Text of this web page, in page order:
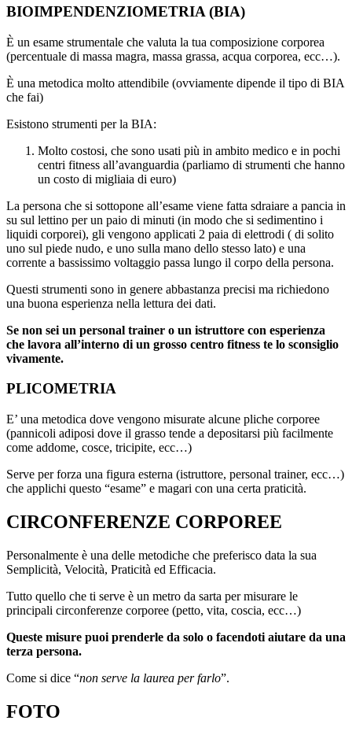
BIOIMPENDENZIOMETRIA (BIA)
È un esame strumentale che valuta la tua composizione corporea
(percentuale di massa magra, massa grassa, acqua corporea, ecc…).
È una metodica molto attendibile (ovviamente dipende il tipo di BIA
che fai)
Esistono strumenti per la BIA:
Molto costosi, che sono usati più in ambito medico e in pochi
centri fitness all’avanguardia (parliamo di strumenti che hanno
un costo di migliaia di euro)
La persona che si sottopone all’esame viene fatta sdraiare a pancia in
su sul lettino per un paio di minuti (in modo che si sedimentino i
liquidi corporei), gli vengono applicati 2 paia di elettrodi ( di solito
uno sul piede nudo, e uno sulla mano dello stesso lato) e una
corrente a bassissimo voltaggio passa lungo il corpo della persona.
Questi strumenti sono in genere abbastanza precisi ma richiedono
una buona esperienza nella lettura dei dati.
Se non sei un personal trainer o un istruttore con esperienza
che lavora all’interno di un grosso centro fitness te lo sconsiglio
vivamente.
PLICOMETRIA
E’ una metodica dove vengono misurate alcune pliche corporee
(pannicoli adiposi dove il grasso tende a depositarsi più facilmente
come addome, cosce, tricipite, ecc…)
Serve per forza una figura esterna (istruttore, personal trainer, ecc…)
che applichi questo “esame” e magari con una certa praticità.
CIRCONFERENZE CORPOREE
Personalmente è una delle metodiche che preferisco data la sua
Semplicità, Velocità, Praticità ed Efficacia.
Tutto quello che ti serve è un metro da sarta per misurare le
principali circonferenze corporee (petto, vita, coscia, ecc…)
Queste misure puoi prenderle da solo o facendoti aiutare da una
terza persona.
Come si dice “non serve la laurea per farlo”.
FOTO